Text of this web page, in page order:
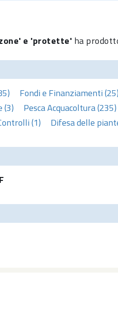
e 'protette' ha
Fondi e Finanziamenti (25)
(3)
Pesca Acquacoltura (235)
(1) Difesa delle